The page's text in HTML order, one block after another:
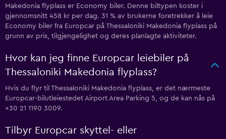
Makedonia flyplass er Economy biler. Denne biltypen koster i
gjennomsnitt 458 kr per dag. 31 % av brukerne foretrekker å leie
Economy biler fra Europcar på Thessaloniki Makedonia flyplass på
grunn av pris, tilgjengelighet og deres planlagte aktiviteter.
Hvor kan jeg finne Europcar leiebiler på
Thessaloniki Makedonia flyplass?
Hvis du flyr til Thessaloniki Makedonia flyplass, er det nærmeste
Europcar-bilutleiestedet Airport Area Parking 5, og de kan nås på
+30 21 1190 3009.
Tilbyr Europcar skyttel- eller